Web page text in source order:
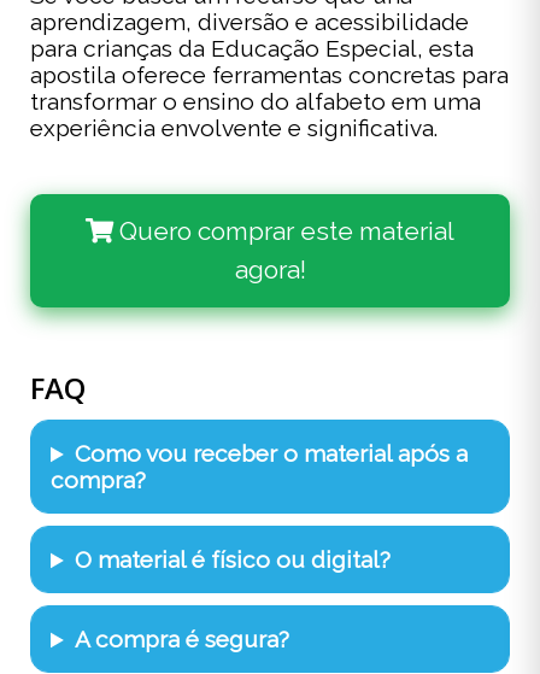
aprendizagem, diversão e acessibilidade
para crianças da Educação Especial, esta
apostila oferece ferramentas concretas para
transformar o ensino do alfabeto em uma
experiência envolvente e significativa.
Quero comprar este material
agora!
FAQ
Como vou receber o material após a
compra?
O material é físico ou digital?
A compra é segura?